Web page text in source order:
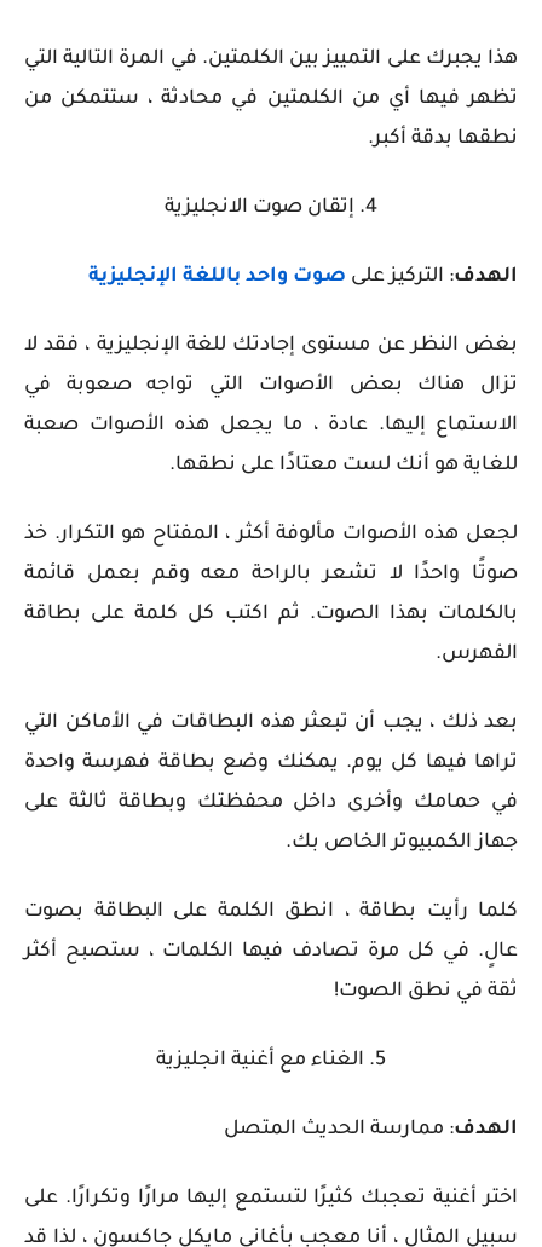
هذا يجبرك على التمييز بين الكلمتين. في المرة التالية التي
تظهر فيها أي من الكلمتين في محادثة ، ستتمكن من
نطقها بدقة أكبر.
4. إتقان صوت الانجليزية
الهدف: التركيز على صوت واحد باللغة الإنجليزية
بغض النظر عن مستوى إجادتك للغة الإنجليزية ، فقد لا
تزال هناك بعض الأصوات التي تواجه صعوبة في
الاستماع إليها. عادة ، ما يجعل هذه الأصوات صعبة
للغاية هو أنك لست معتادًا على نطقها.
لجعل هذه الأصوات مألوفة أكثر ، المفتاح هو التكرار. خذ
صوتًا واحدًا لا تشعر بالراحة معه وقم بعمل قائمة
بالكلمات بهذا الصوت. ثم اكتب كل كلمة على بطاقة
الفهرس.
بعد ذلك ، يجب أن تبعثر هذه البطاقات في الأماكن التي
تراها فيها كل يوم. يمكنك وضع بطاقة فهرسة واحدة
في حمامك وأخرى داخل محفظتك وبطاقة ثالثة على
جهاز الكمبيوتر الخاص بك.
كلما رأيت بطاقة ، انطق الكلمة على البطاقة بصوت
عالٍ. في كل مرة تصادف فيها الكلمات ، ستصبح أكثر
ثقة في نطق الصوت!
5. الغناء مع أغنية انجليزية
الهدف: ممارسة الحديث المتصل
اختر أغنية تعجبك كثيرًا لتستمع إليها مرارًا وتكرارًا. على
سبيل المثال ، أنا معجب بأغاني مايكل جاكسون ، لذا قد